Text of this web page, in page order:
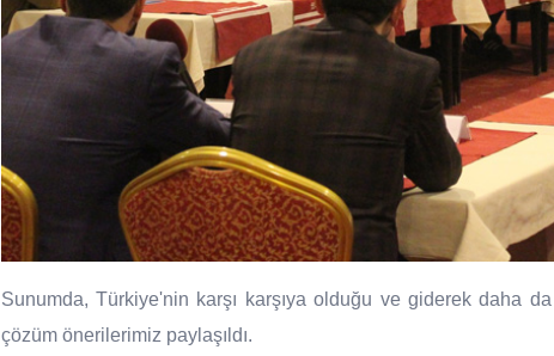
Sunumda, Türkiye'nin karşı karşıya olduğu ve giderek daha
çözüm önerilerimiz paylaşıldı.